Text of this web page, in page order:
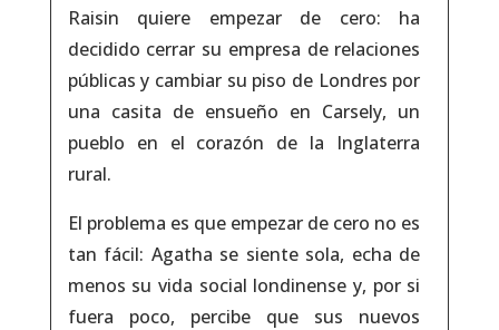
Raisin quiere empezar de cero: ha
decidido cerrar su empresa de relaciones
públicas y cambiar su piso de Londres por
una casita de ensueño en Carsely, un
pueblo en el corazón de la Inglaterra
rural.
El problema es que empezar de cero no es
tan fácil: Agatha se siente sola, echa de
menos su vida social londinense y, por si
fuera poco, percibe que sus nuevos